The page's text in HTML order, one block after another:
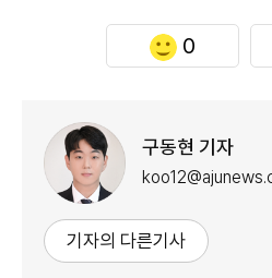
0
구동현 기자
기자의 다른기사